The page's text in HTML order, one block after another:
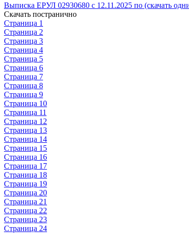
Выписка ЕРУЛ 02930680 с 12.11.2025 по (скачать
Скачать постранично
Страница 1
Страница 2
Страница 3
Страница 4
Страница 5
Страница 6
Страница 7
Страница 8
Страница 9
Страница 10
Страница 11
Страница 12
Страница 13
Страница 14
Страница 15
Страница 16
Страница 17
Страница 18
Страница 19
Страница 20
Страница 21
Страница 22
Страница 23
Страница 24